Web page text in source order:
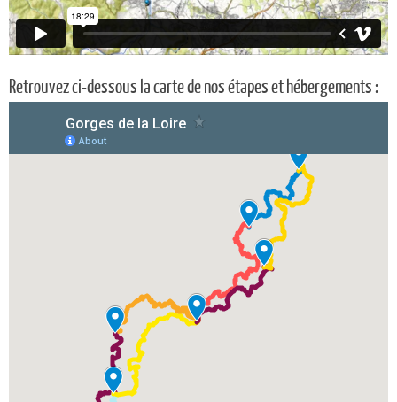
Retrouvez ci-dessous la carte de nos étapes et hébergements :